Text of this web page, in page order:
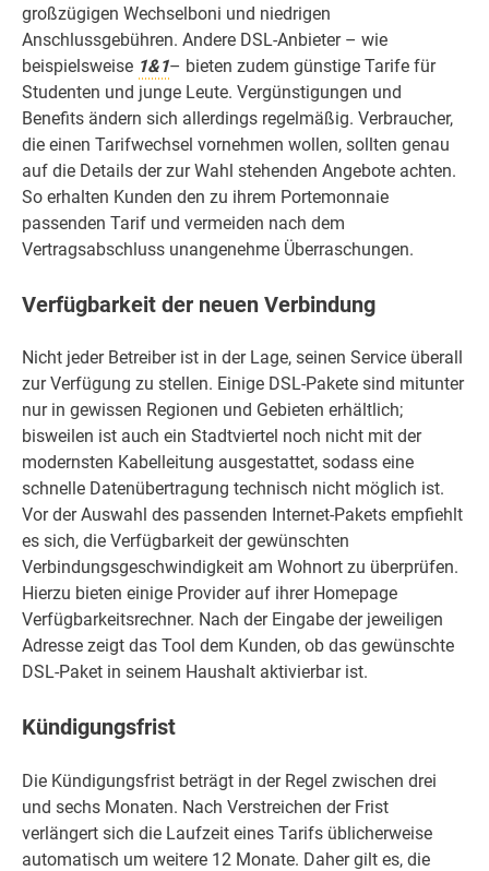
großzügigen Wechselboni und niedrigen
Anschlussgebühren. Andere DSL-Anbieter – wie
beispielsweise 1&1– bieten zudem günstige Tarife für
Studenten und junge Leute. Vergünstigungen und
Benefits ändern sich allerdings regelmäßig. Verbraucher,
die einen Tarifwechsel vornehmen wollen, sollten genau
auf die Details der zur Wahl stehenden Angebote achten.
So erhalten Kunden den zu ihrem Portemonnaie
passenden Tarif und vermeiden nach dem
Vertragsabschluss unangenehme Überraschungen.
Verfügbarkeit der neuen Verbindung
Nicht jeder Betreiber ist in der Lage, seinen Service überall
zur Verfügung zu stellen. Einige DSL-Pakete sind mitunter
nur in gewissen Regionen und Gebieten erhältlich;
bisweilen ist auch ein Stadtviertel noch nicht mit der
modernsten Kabelleitung ausgestattet, sodass eine
schnelle Datenübertragung technisch nicht möglich ist.
Vor der Auswahl des passenden Internet-Pakets empfiehlt
es sich, die Verfügbarkeit der gewünschten
Verbindungsgeschwindigkeit am Wohnort zu überprüfen.
Hierzu bieten einige Provider auf ihrer Homepage
Verfügbarkeitsrechner. Nach der Eingabe der jeweiligen
Adresse zeigt das Tool dem Kunden, ob das gewünschte
DSL-Paket in seinem Haushalt aktivierbar ist.
Kündigungsfrist
Die Kündigungsfrist beträgt in der Regel zwischen drei
und sechs Monaten. Nach Verstreichen der Frist
verlängert sich die Laufzeit eines Tarifs üblicherweise
automatisch um weitere 12 Monate. Daher gilt es, die